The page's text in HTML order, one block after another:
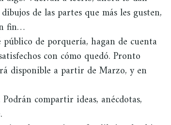
de las partes que más les gusten,
fin…
de porquería, hagan de cuenta
con cómo quedó. Pronto
disponible a partir de Marzo, y en
compartir ideas, anécdotas,